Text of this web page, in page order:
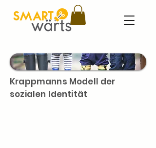
Krappmanns Modell der
sozialen Identität